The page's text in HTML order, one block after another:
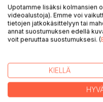
Asiaa selvittämään
mestarimystikko.
Leidi Johannan
näkymättömään henkien
yliluonnolliset kyvyt.
osoittautuu
Upotamme lisäksi kolmansien
videoalustoja). Emme voi
tietojen jatkokäsittelyyn tai
annat suostumuksen edellä
voit peruuttaa suostumuksesi. (
KIELLÄ